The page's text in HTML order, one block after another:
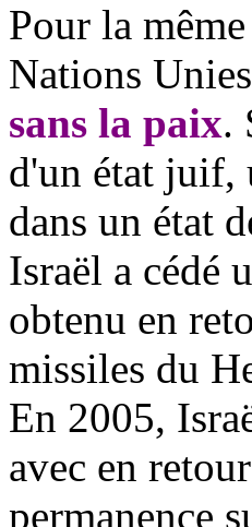
Pour la
Nations
sans la paix.
d'un état juif,
dans un état
Israël a cédé
obtenu en
missiles du
En 2005,
avec en
permanence